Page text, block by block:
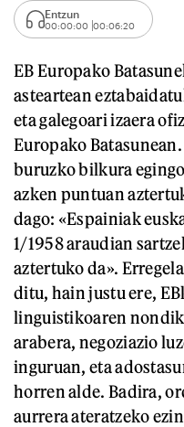
Entzun
00:00:00 00:06:20
EB Europako
asteartean
eta galegoari izaera
Europako
buruzko bilkura
azken puntuan
dago: «Espainiak
1/1958 araudian
aztertuko da».
ditu, hain justu ere,
linguistikoaren
arabera, negoziazio
inguruan, eta
horren alde. Badira,
aurrera ateratzeko